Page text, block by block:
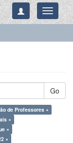
Toggle
Go
de Professores ×
×
×
×